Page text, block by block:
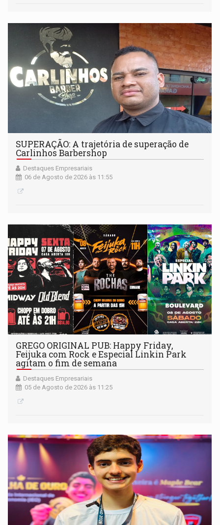
SUPERAÇÃO: A trajetória de superação de
Carlinhos Barbershop
Destaques Empresariais
06 de Agosto de 2026 às 11:55
GREGO ORIGINAL PUB: Happy Friday,
Feijuka com Rock e Especial Linkin Park
agitam o fim de semana
Destaques Empresariais
05 de Agosto de 2026 às 11:25